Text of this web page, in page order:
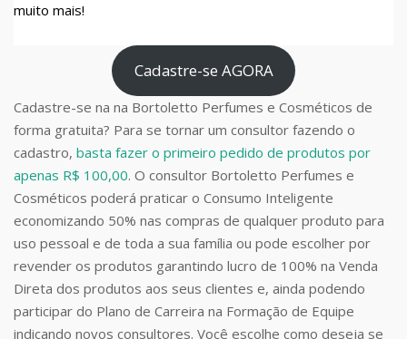
muito mais!
Cadastre-se AGORA
Cadastre-se na na Bortoletto Perfumes e Cosméticos de
forma gratuita? Para se tornar um consultor fazendo o
cadastro, basta fazer o primeiro pedido de produtos por
apenas R$ 100,00. O consultor Bortoletto Perfumes e
Cosméticos poderá praticar o Consumo Inteligente
economizando 50% nas compras de qualquer produto para
uso pessoal e de toda a sua família ou pode escolher por
revender os produtos garantindo lucro de 100% na Venda
Direta dos produtos aos seus clientes e, ainda podendo
participar do Plano de Carreira na Formação de Equipe
indicando novos consultores. Você escolhe como deseja se